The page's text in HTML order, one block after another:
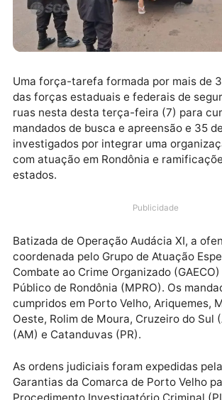
Uma força-tarefa formada por mais
das forças estaduais e federais de
ruas nesta desta terça-feira (7)
investigados por integrar uma
estados.
Publicidade
Batizada de Operação Audácia XI,
coordenada pelo Grupo de Atuação
Público de Rondônia (MPRO). Os
cumpridos em Porto Velho,